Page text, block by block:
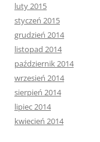
luty 2015
styczeń 2015
grudzień 2014
listopad 2014
październik 2014
wrzesień 2014
sierpień 2014
lipiec 2014
kwiecień 2014